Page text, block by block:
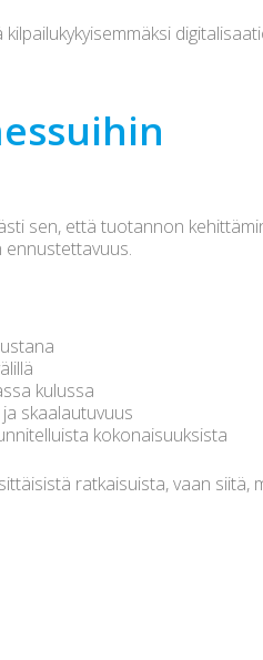
sen, että tuotannon
kulussa
skaalautuvuus
kokonaisuuksista
ratkaisuista, vaan